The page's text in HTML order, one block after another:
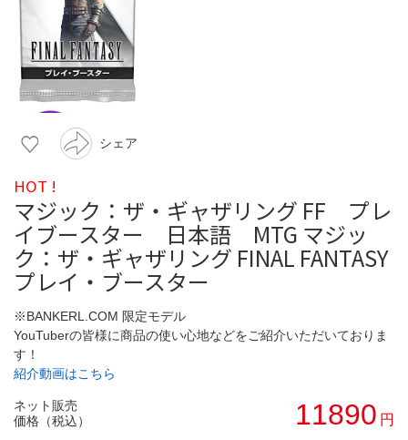
シェア
HOT !
マジック：ザ・ギャザリング FF プレ
イブースター 日本語 MTG マジッ
ク：ザ・ギャザリング FINAL FANTASY
プレイ・ブースター
※BANKERL.COM 限定モデル
YouTuberの皆様に商品の使い心地などをご紹介いただいておりま
す！
紹介動画はこちら
ネット販売
価格（税込）
11890 円